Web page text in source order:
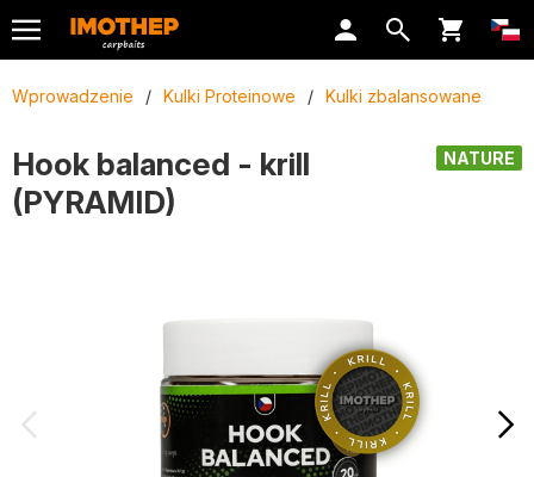
Wprowadzenie / Kulki Proteinowe / Kulki zbalansowane
NATURE
Hook balanced - krill
(PYRAMID)